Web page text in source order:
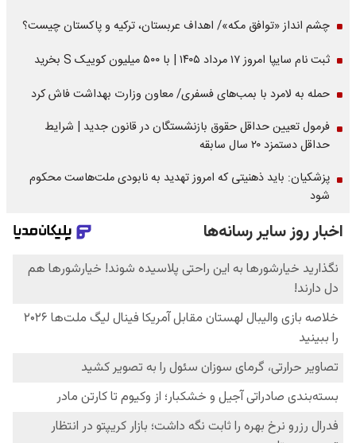
چشم انداز «توافق مکه»/ اهداف عربستان، ترکیه و پاکستان چیست؟
ثبت نام سایپا امروز ۱۷ مرداد ۱۴۰۵ | با ۵۰۰ میلیون کوییک S بخرید
حمله به لامرد با بمب‌های فسفری/ معاون وزارت بهداشت فاش کرد
فرمول تعیین حداقل حقوق بازنشستگان در قانون جدید | شرایط
حداقل دستمزد ۲۰ سال سابقه
پزشکیان: باید ذهنیتی که امروز تهدید به نابودی ملت‌هاست محکوم
شود